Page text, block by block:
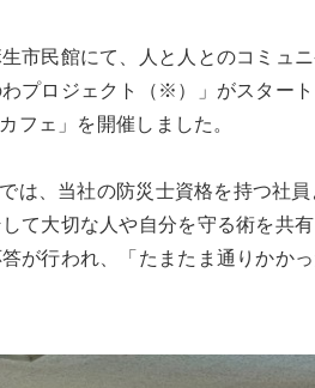
市民館にて、人と人とのコミュ
わプロジェクト（※）」がスター
フェ」を開催しました。
は、当社の防災士資格を持つ社
て大切な人や自分を守る術を共有
が行われ、「たまたま通りかか